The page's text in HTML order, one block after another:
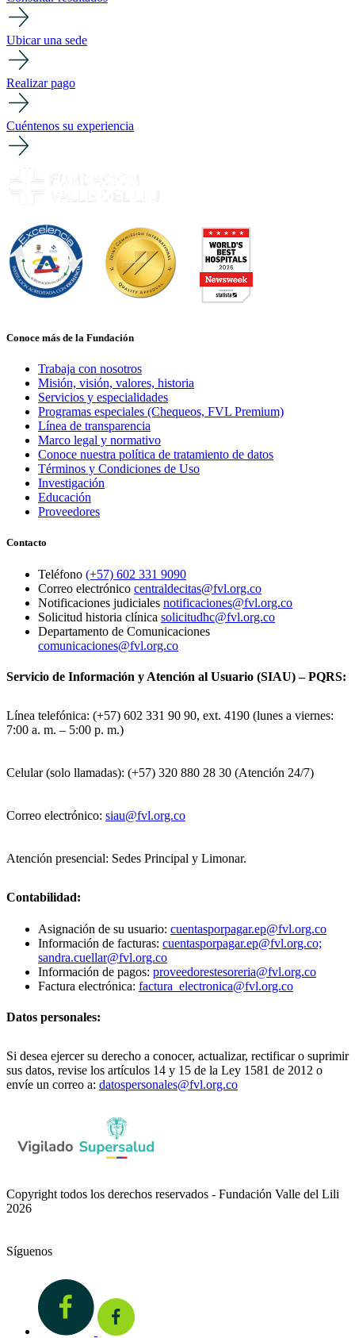
Ubicar una sede
Realizar pago
Cuéntenos su experiencia
Conoce más de la Fundación
Trabaja con nosotros
Misión, visión, valores, historia
Servicios y especialidades
Programas especiales (Chequeos, FVL Premium)
Línea de transparencia
Marco legal y normativo
Conoce nuestra política de tratamiento de datos
Términos y Condiciones de Uso
Investigación
Educación
Proveedores
Contacto
Teléfono (+57) 602 331 9090
Correo electrónico centraldecitas@fvl.org.co
Notificaciones judiciales notificaciones@fvl.org.co
Solicitud historia clínica solicitudhc@fvl.org.co
Departamento de Comunicaciones
comunicaciones@fvl.org.co
Servicio de Información y Atención al Usuario (SIAU) – PQRS:
Línea telefónica: (+57) 602 331 90 90, ext. 4190 (lunes a viernes:
7:00 a. m. – 5:00 p. m.)
Celular (solo llamadas): (+57) 320 880 28 30 (Atención 24/7)
Correo electrónico: siau@fvl.org.co
Atención presencial: Sedes Principal y Limonar.
Contabilidad:
Asignación de su usuario: cuentasporpagar.ep@fvl.org.co
Información de facturas: cuentasporpagar.ep@fvl.org.co;
sandra.cuellar@fvl.org.co
Información de pagos: proveedorestesoreria@fvl.org.co
Factura electrónica: factura_electronica@fvl.org.co
Datos personales:
Si desea ejercer su derecho a conocer, actualizar, rectificar o suprimir
sus datos, revise los artículos 14 y 15 de la Ley 1581 de 2012 o
envíe un correo a: datospersonales@fvl.org.co
Copyright todos los derechos reservados - Fundación Valle del Lili
2026
Síguenos